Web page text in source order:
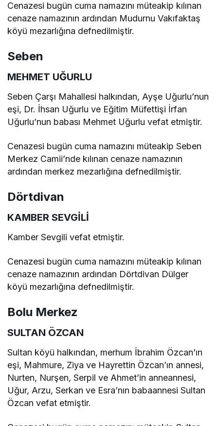
Cenazesi bugün cuma namazını müteakip kılınan
cenaze namazının ardından Mudurnu Vakıfaktaş
köyü mezarlığına defnedilmiştir.
Seben
MEHMET UĞURLU
Seben Çarşı Mahallesi halkından, Ayşe Uğurlu’nun
eşi, Dr. İhsan Uğurlu ve Eğitim Müfettişi İrfan
Uğurlu’nun babası Mehmet Uğurlu vefat etmiştir.
Cenazesi bugün cuma namazını müteakip Seben
Merkez Camii’nde kılınan cenaze namazının
ardından merkez mezarlığına defnedilmiştir.
Dörtdivan
KAMBER SEVGİLİ
Kamber Sevgili vefat etmiştir.
Cenazesi bugün cuma namazını müteakip kılınan
cenaze namazının ardından Dörtdivan Dülger
köyü mezarlığına defnedilmiştir.
Bolu Merkez
SULTAN ÖZCAN
Sultan köyü halkından, merhum İbrahim Özcan’ın
eşi, Mahmure, Ziya ve Hayrettin Özcan’ın annesi,
Nurten, Nurşen, Serpil ve Ahmet’in anneannesi,
Uğur, Arzu, Serkan ve Esra’nın babaannesi Sultan
Özcan vefat etmiştir.